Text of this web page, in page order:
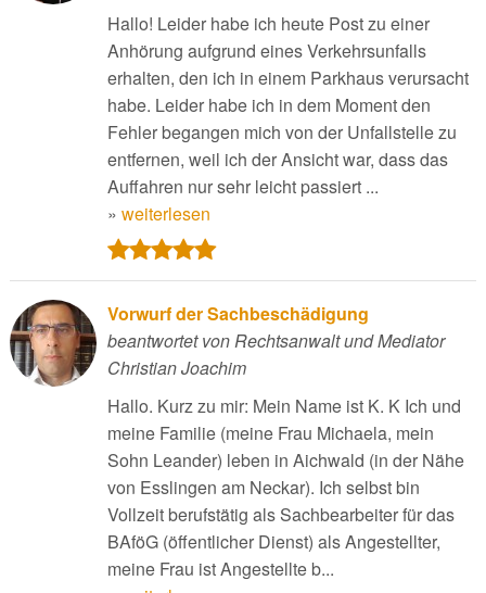
Hallo! Leider habe ich heute Post zu einer
Anhörung aufgrund eines Verkehrsunfalls
erhalten, den ich in einem Parkhaus verursacht
habe. Leider habe ich in dem Moment den
Fehler begangen mich von der Unfallstelle zu
entfernen, weil ich der Ansicht war, dass das
Auffahren nur sehr leicht passiert ...
» weiterlesen
Vorwurf der Sachbeschädigung
beantwortet von Rechtsanwalt und Mediator
Christian Joachim
Hallo. Kurz zu mir: Mein Name ist K. K Ich und
meine Familie (meine Frau Michaela, mein
Sohn Leander) leben in Aichwald (in der Nähe
von Esslingen am Neckar). Ich selbst bin
Vollzeit berufstätig als Sachbearbeiter für das
BAföG (öffentlicher Dienst) als Angestellter,
meine Frau ist Angestellte b...